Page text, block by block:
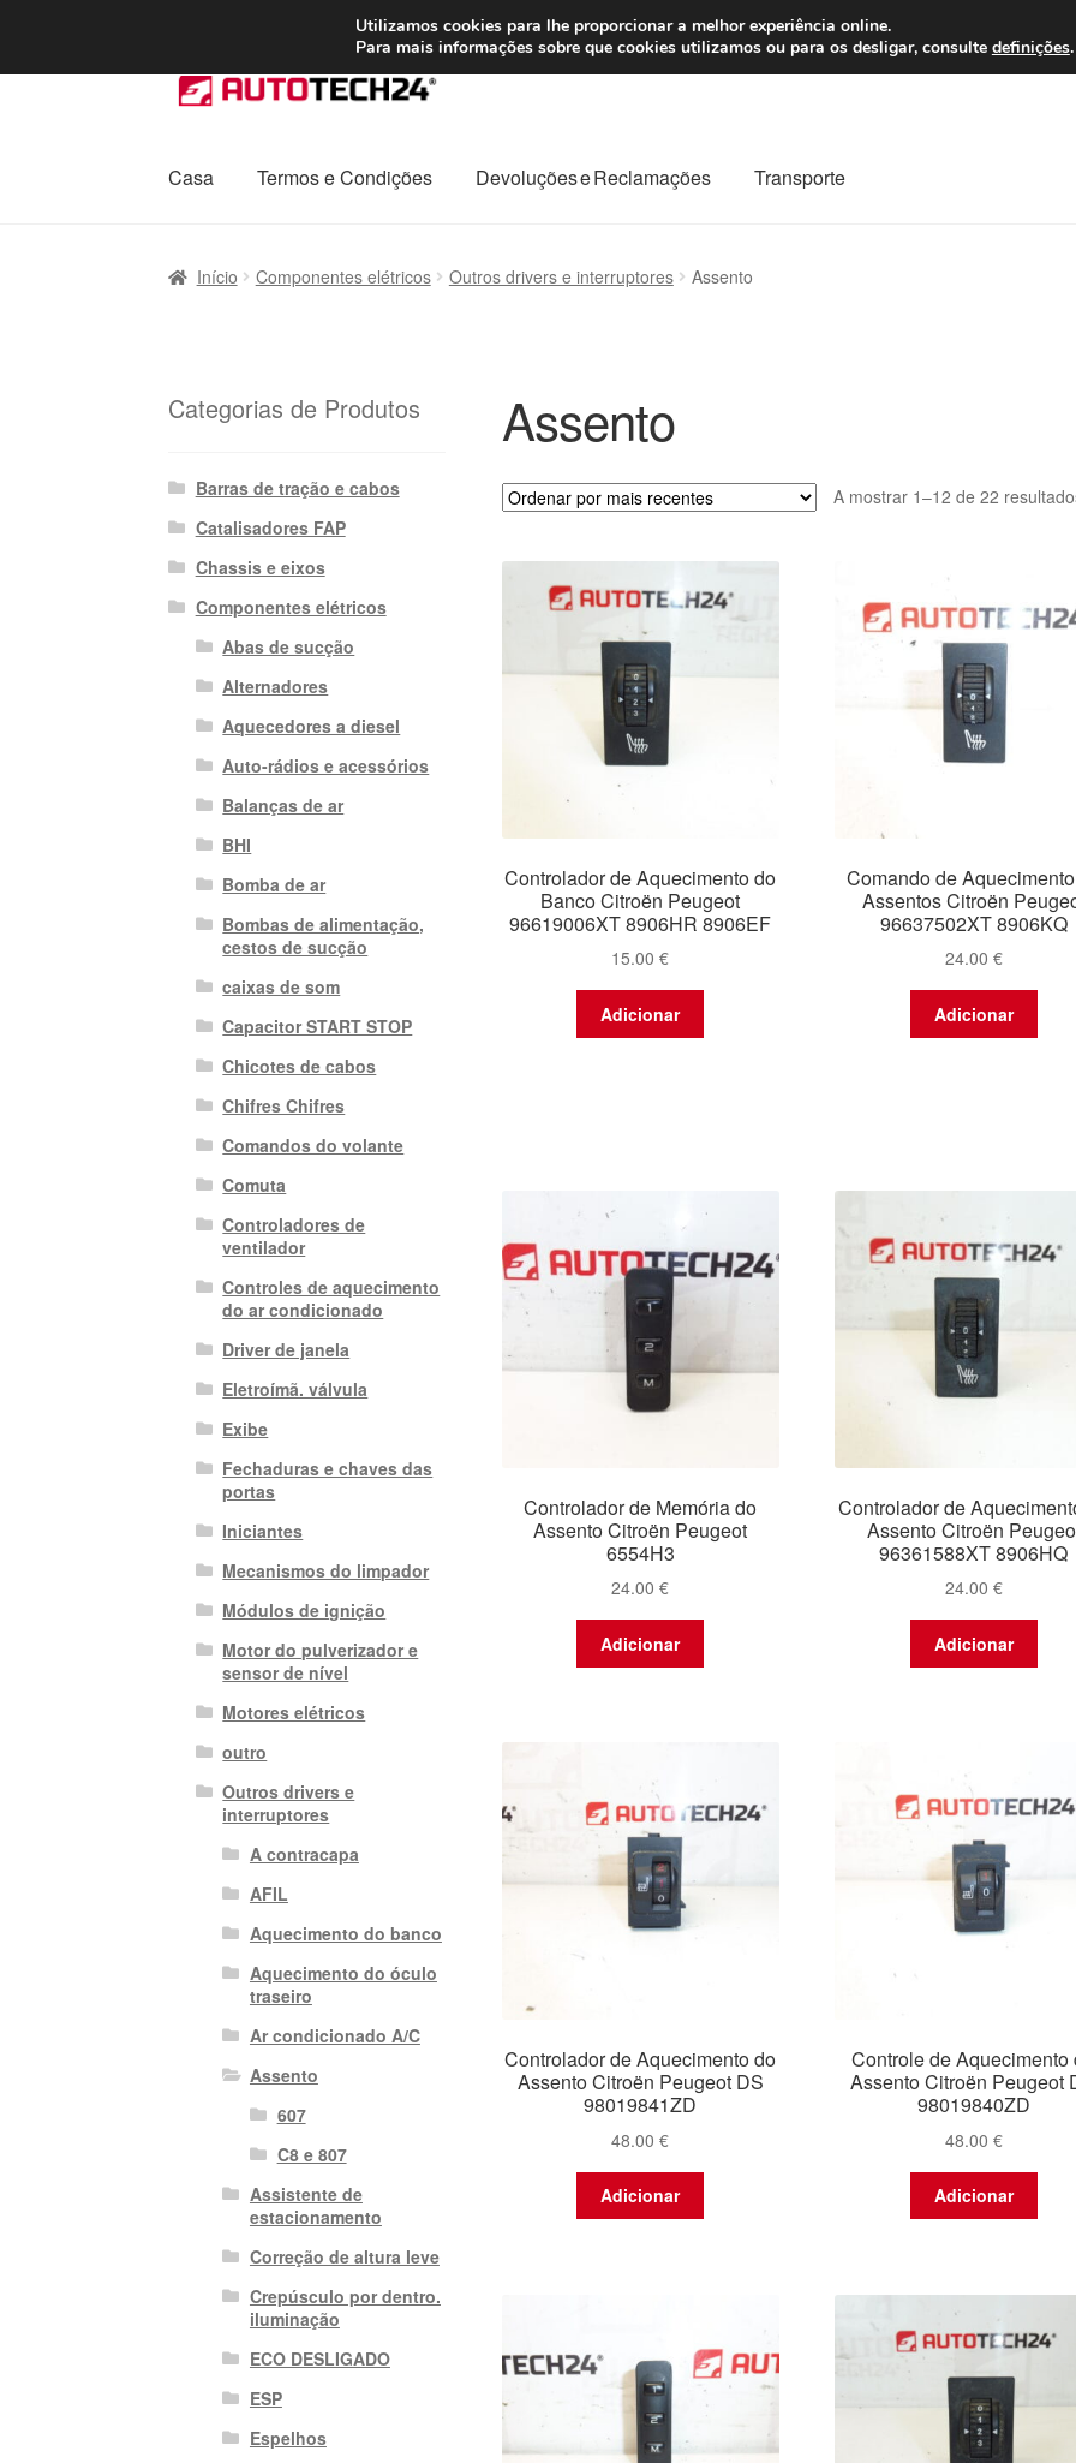
ENVIO a partir de 7 EUR Seg-Sex,
Ir
para
navegação
Saltar
para
conteúdo
Casa Termos e Condições Devoluções e Reclamações Transporte
Início Componentes elétricos Outros drivers e interruptores Assento
Assento
A mostrar 1–12 de 22
Controlador de Aquecimento do
Banco Citroën Peugeot
96619006XT 8906HR 8906EF
15.00€
Adicionar
Comando de
Assentos Citroën
96637502XT 8906KQ
24.00 €
Adicionar
Controlador de Memória do
Assento Citroën Peugeot
6554H3
24.00€
Adicionar
Controlador de
Assento Citroën
96361588XT 8906HQ
24.00 €
Adicionar
Controlador de Aquecimento do
Assento Citroën Peugeot DS
98019841ZD
48.00€
Adicionar
Controle de Aquecimento
Assento Citroën Peugeot
98019840ZD
48.00 €
Adicionar
Categorias de Produtos
Barras de tração e cabos
Catalisadores FAP
Chassis e eixos
Componentes elétricos
Abas de sucção
Alternadores
Aquecedores a diesel
Auto-rádios e acessórios
Balanças de ar
BHI
Bomba de ar
Bombas de alimentação,
cestos de sucção
caixas de som
Capacitor START STOP
Chicotes de cabos
Chifres Chifres
Comandos do volante
Comuta
Controladores de
ventilador
Controles de aquecimento
do ar condicionado
Driver de janela
Eletroímã. válvula
Exibe
Fechaduras e chaves das
portas
Iniciantes
Mecanismos do limpador
Módulos de ignição
Motor do pulverizador e
sensor de nível
Motores elétricos
outro
Outros drivers e
interruptores
A contracapa
AFIL
Aquecimento do banco
Aquecimento do óculo
traseiro
Ar condicionado A/C
Assento
607
C8 e 807
Assistente de
estacionamento
Correção de altura leve
Crepúsculo por dentro.
iluminação
ECO DESLIGADO
ESP
Espelhos
Utilizamos cookies para lhe proporcionar a melhor experiência online.
Para mais informações sobre que cookies utilizamos ou para os desligar, consulte definições.